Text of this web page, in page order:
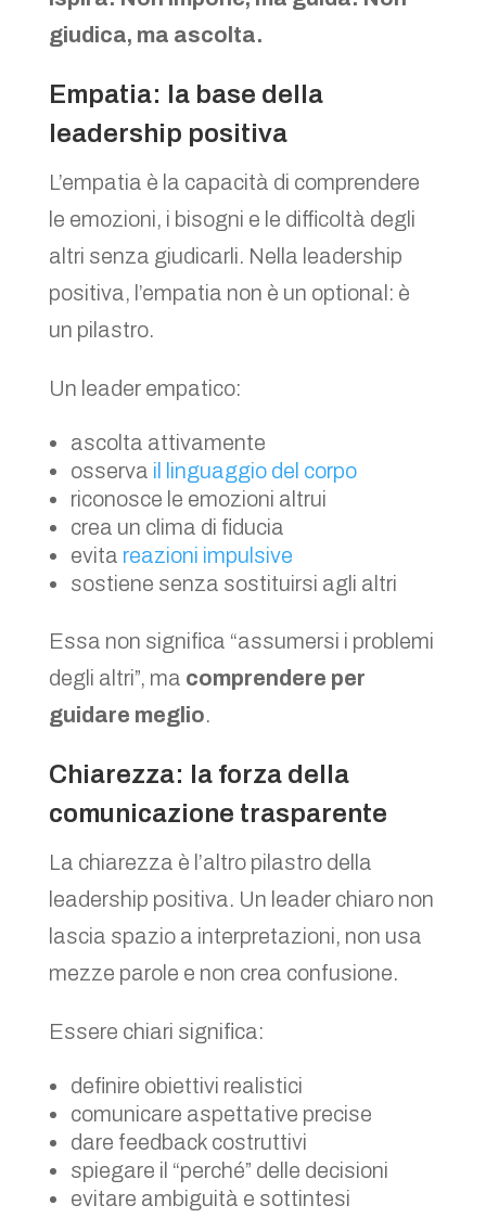
giudica, ma ascolta.
Empatia: la base della
leadership positiva
L’empatia è la capacità di comprendere
le emozioni, i bisogni e le difficoltà degli
altri senza giudicarli. Nella leadership
positiva, l’empatia non è un optional: è
un pilastro.
Un leader empatico:
ascolta attivamente
osserva il linguaggio del corpo
riconosce le emozioni altrui
crea un clima di fiducia
evita reazioni impulsive
sostiene senza sostituirsi agli altri
Essa non significa “assumersi i problemi
degli altri”, ma comprendere per
guidare meglio.
Chiarezza: la forza della
comunicazione trasparente
La chiarezza è l’altro pilastro della
leadership positiva. Un leader chiaro non
lascia spazio a interpretazioni, non usa
mezze parole e non crea confusione.
Essere chiari significa:
definire obiettivi realistici
comunicare aspettative precise
dare feedback costruttivi
spiegare il “perché” delle decisioni
evitare ambiguità e sottintesi